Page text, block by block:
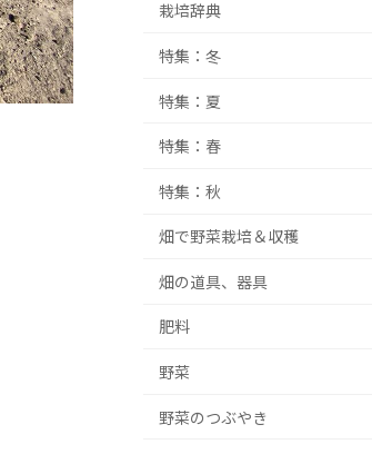
栽培辞典
特集：冬
特集：夏
特集：春
特集：秋
畑で野菜栽培＆収穫
畑の道具、器具
肥料
野菜
野菜のつぶやき